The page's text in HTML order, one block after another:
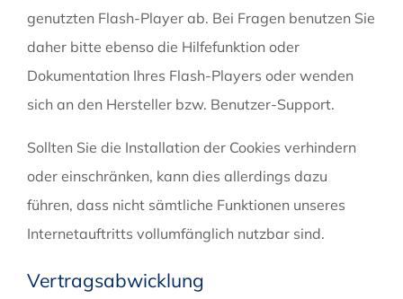
genutzten Flash-Player ab. Bei Fragen benutzen Sie
daher bitte ebenso die Hilfefunktion oder
Dokumentation Ihres Flash-Players oder wenden
sich an den Hersteller bzw. Benutzer-Support.
Sollten Sie die Installation der Cookies verhindern
oder einschränken, kann dies allerdings dazu
führen, dass nicht sämtliche Funktionen unseres
Internetauftritts vollumfänglich nutzbar sind.
Vertragsabwicklung